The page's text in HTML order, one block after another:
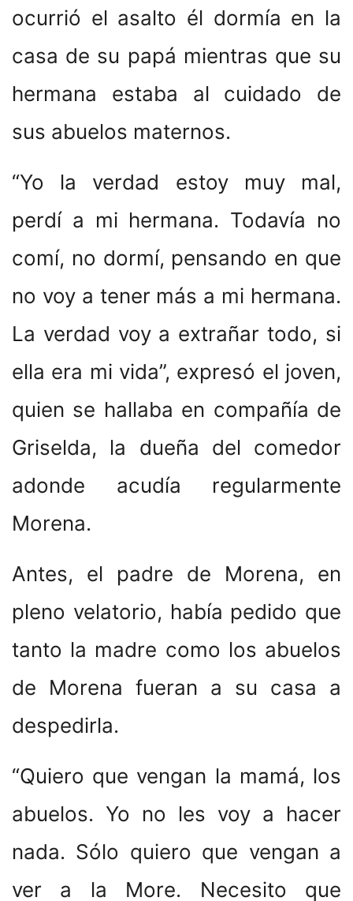
ocurrió el asalto él dormía en la
casa de su papá mientras que su
hermana estaba al cuidado de
sus abuelos maternos.
“Yo la verdad estoy muy mal,
perdí a mi hermana. Todavía no
comí, no dormí, pensando en que
no voy a tener más a mi hermana.
La verdad voy a extrañar todo, si
ella era mi vida”, expresó el joven,
quien se hallaba en compañía de
Griselda, la dueña del comedor
adonde acudía regularmente
Morena.
Antes, el padre de Morena, en
pleno velatorio, había pedido que
tanto la madre como los abuelos
de Morena fueran a su casa a
despedirla.
“Quiero que vengan la mamá, los
abuelos. Yo no les voy a hacer
nada. Sólo quiero que vengan a
ver a la More. Necesito que